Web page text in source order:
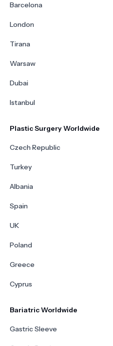
Barcelona
London
Tirana
Warsaw
Dubai
Istanbul
Plastic Surgery Worldwide
Czech Republic
Turkey
Albania
Spain
UK
Poland
Greece
Cyprus
Bariatric Worldwide
Gastric Sleeve